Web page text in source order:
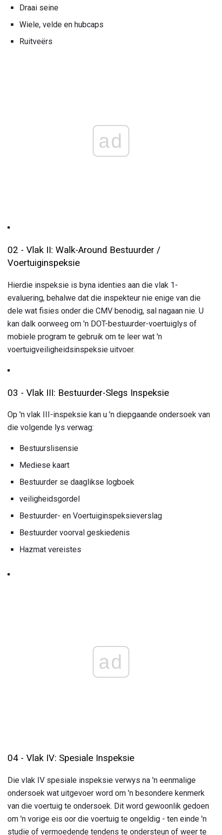
Draai seine
Wiele, velde en hubcaps
Ruitveërs
ad
02 - Vlak II: Walk-Around Bestuurder /
Voertuiginspeksie
Hierdie inspeksie is byna identies aan die vlak 1-
evaluering, behalwe dat die inspekteur nie enige van die
dele wat fisies onder die CMV benodig, sal nagaan nie. U
kan dalk oorweeg om 'n DOT-bestuurder-voertuiglys of
mobiele program te gebruik om te leer wat 'n
voertuigveiligheidsinspeksie uitvoer.
03 - Vlak III: Bestuurder-Slegs Inspeksie
Op 'n vlak III-inspeksie kan u 'n diepgaande ondersoek van
die volgende lys verwag:
Bestuurslisensie
Mediese kaart
Bestuurder se daaglikse logboek
veiligheidsgordel
Bestuurder- en Voertuiginspeksieverslag
Bestuurder voorval geskiedenis
Hazmat vereistes
ad
04 - Vlak IV: Spesiale Inspeksie
Die vlak IV spesiale inspeksie verwys na 'n eenmalige
ondersoek wat uitgevoer word om 'n besondere kenmerk
van die voertuig te ondersoek. Dit word gewoonlik gedoen
om 'n vorige eis oor die voertuig te ongeldig - ten einde 'n
studie of vermoedende tendens te ondersteun of weer te